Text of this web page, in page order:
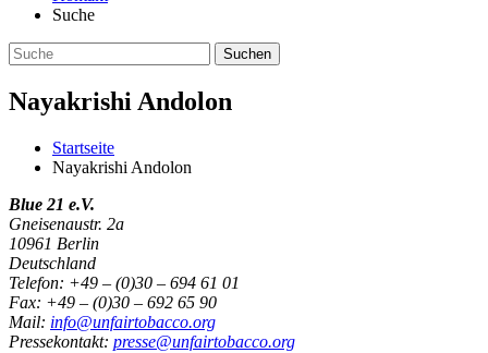
Suche
Nayakrishi Andolon
Startseite
Nayakrishi Andolon
Blue 21 e.V.
Gneisenaustr. 2a
10961 Berlin
Deutschland
Telefon: +49 – (0)30 – 694 61 01
Fax: +49 – (0)30 – 692 65 90
Mail: info@unfairtobacco.org
Pressekontakt: presse@unfairtobacco.org